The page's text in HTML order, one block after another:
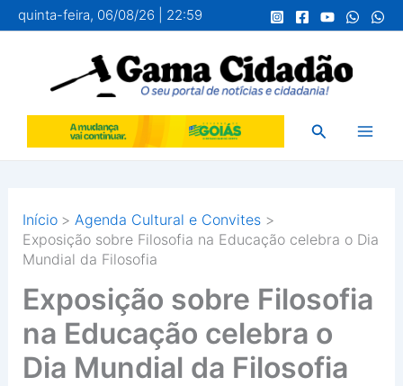
para
conteúdo
quinta-feira, 06/08/26 | 22:59
Pesquisar
Início
Agenda Cultural e Convites
Exposição sobre Filosofia na Educação celebra o Dia
Mundial da Filosofia
Exposição sobre Filosofia
na Educação celebra o
Dia Mundial da Filosofia